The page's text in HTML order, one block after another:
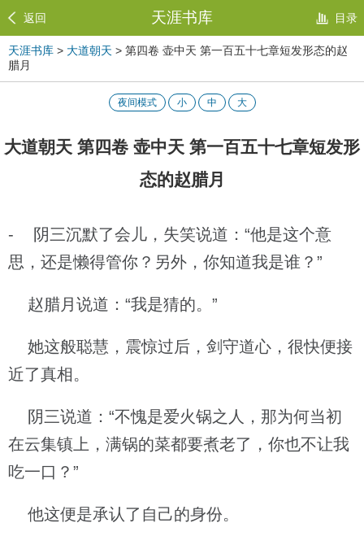
返回 天涯书库 目录
天涯书库 > 大道朝天 > 第四卷 壶中天 第一百五十七章短发形态的赵
腊月
夜间模式 小 中 大
大道朝天 第四卷 壶中天 第一百五十七章短发形
态的赵腊月
- 阴三沉默了会儿，失笑说道：“他是这个意
思，还是懒得管你？另外，你知道我是谁？”
赵腊月说道：“我是猜的。”
她这般聪慧，震惊过后，剑守道心，很快便接
近了真相。
阴三说道：“不愧是爱火锅之人，那为何当初
在云集镇上，满锅的菜都要煮老了，你也不让我
吃一口？”
他这便是承认了自己的身份。